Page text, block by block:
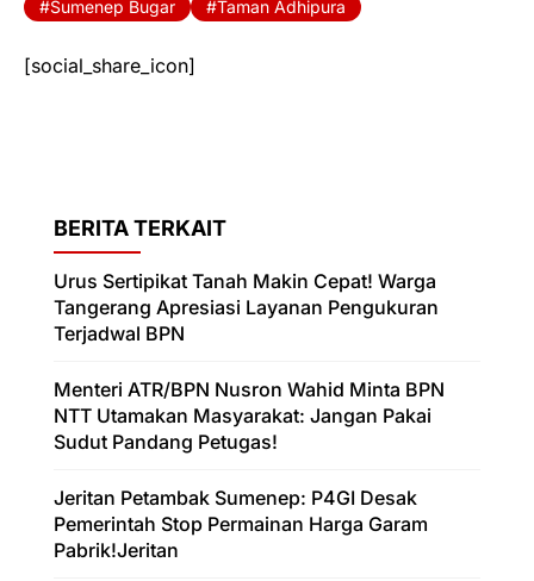
Sumenep Bugar Taman Adhipura
[social_share_icon]
BERITA TERKAIT
Urus Sertipikat Tanah Makin Cepat! Warga
Tangerang Apresiasi Layanan Pengukuran
Terjadwal BPN
Menteri ATR/BPN Nusron Wahid Minta BPN
NTT Utamakan Masyarakat: Jangan Pakai
Sudut Pandang Petugas!
Jeritan Petambak Sumenep: P4GI Desak
Pemerintah Stop Permainan Harga Garam
Pabrik!Jeritan